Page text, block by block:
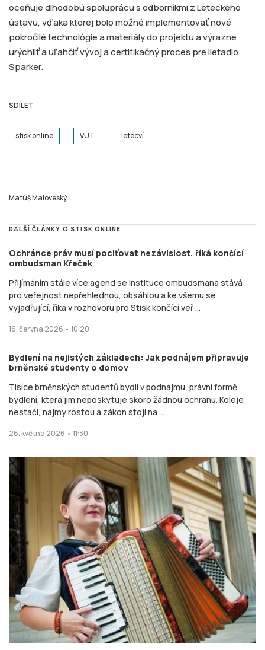
oceňuje dlhodobú spoluprácu s odborníkmi z Leteckého
ústavu, vďaka ktorej bolo možné implementovať nové
pokročilé technológie a materiály do projektu a výrazne
urýchliť a uľahčiť vývoj a certifikačný proces pre lietadlo
Sparker.
SDÍLET
stisk online VUT letecví
Matúš Maloveský
DALŠÍ ČLÁNKY O STISK ONLINE
Ochránce práv musí pociťovat nezávislost, říká končící
ombudsman Křeček
Přijímáním stále více agend se instituce ombudsmana stává
pro veřejnost nepřehlednou, obsáhlou a ke všemu se
vyjadřující, říká v rozhovoru pro Stisk končící veř ...
16. června 2026 • 10:20
Bydlení na nejistých základech: Jak podnájem připravuje
brněnské studenty o domov
Tisíce brněnských studentů bydlí v podnájmu, právní formě
bydlení, která jim neposkytuje skoro žádnou ochranu. Koleje
nestačí, nájmy rostou a zákon stojí na ...
26. května 2026 • 11:30